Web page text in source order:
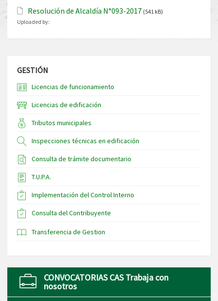
Resolución de Alcaldía N°093-2017 (541 kB)
Uploaded by:
GESTIÓN
Licencias de funcionamiento
Licencias de edificación
Tributos municipales
Inspecciones técnicas en edificación
Consulta de trámite documentario
T.U.P.A.
Implementación del Control Interno
Consulta del Contribuyente
Transferencia de Gestion
CONVOCATORIAS CAS Trabaja con
nosotros